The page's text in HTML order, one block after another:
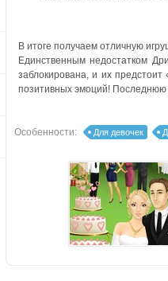
В итоге получаем отличную
Единственным недостатком
заблокирована, и их предстоит
позитивных эмоций! Последнюю
Особенности: Для девочек